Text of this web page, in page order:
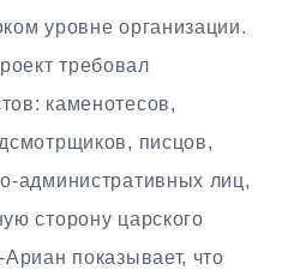
уровне организации.
требовал
каменотесов,
писцов,
административных лиц,
сторону царского
показывает, что